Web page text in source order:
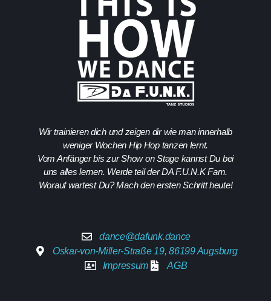
Wir trainieren dich und zeigen dir wie man innerhalb
weniger Wochen Hip Hop tanzen lernt.
Vom Anfänger bis zur Show on Stage kannst Du bei
uns alles lernen. Werde teil der DA F.U.N.K Fam.
Worauf wartest Du? Mach den ersten Schritt heute!
dance@dafunk.dance
Oskar-von-Miller-Straße 19, 86199 Augsburg
Impressum
AGB